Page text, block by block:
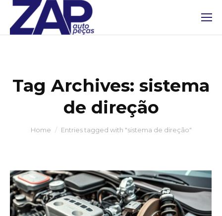
Tag Archives: sistema
de direção
You are here:
Home Entries tagged with "sistema de direção"